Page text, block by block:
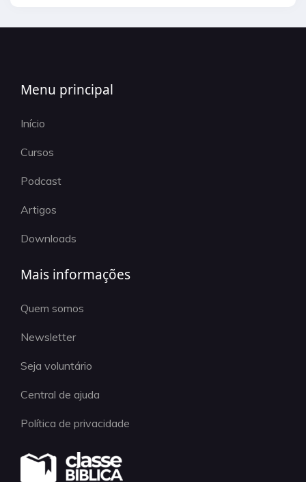
Menu principal
Início
Cursos
Podcast
Artigos
Downloads
Mais informações
Quem somos
Newsletter
Seja voluntário
Central de ajuda
Política de privacidade